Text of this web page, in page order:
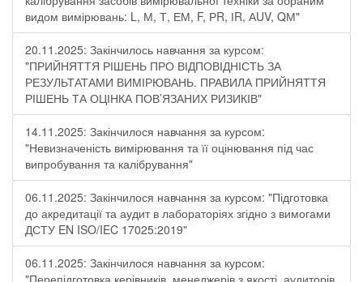
видом вимірювань: L, М, Т, ЕМ, F, РR, ІR, АUV, QМ"
20.11.2025: Закінчилось навчання за курсом:
"ПРИЙНЯТТЯ РІШЕНЬ ПРО ВІДПОВІДНІСТЬ ЗА
РЕЗУЛЬТАТАМИ ВИМІРЮВАНЬ. ПРАВИЛА ПРИЙНЯТТЯ
РІШЕНЬ ТА ОЦІНКА ПОВ’ЯЗАНИХ РИЗИКІВ"
14.11.2025: Закінчилося навчання за курсом:
"Невизначеність вимірювання та її оцінювання під час
випробування та калібрування"
06.11.2025: Закінчилося навчання за курсом: "Підготовка
до акредитації та аудит в лабораторіях згідно з вимогами
ДСТУ EN ISO/IEC 17025:2019"
06.11.2025: Закінчилося навчання за курсом:
"Перепідготовка керівників, менеджерів з якості, аудиторів